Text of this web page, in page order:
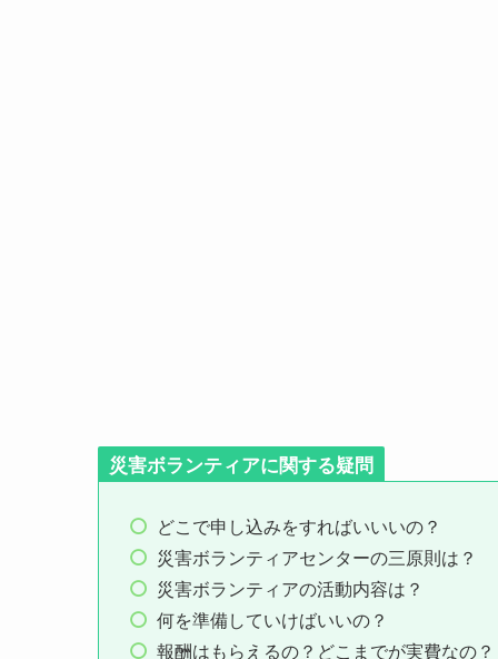
災害ボランティアに関する疑問
どこで申し込みをすればいいいの？
災害ボランティアセンターの三原則は？
災害ボランティアの活動内容は？
何を準備していけばいいの？
報酬はもらえるの？どこまでが実費なの？